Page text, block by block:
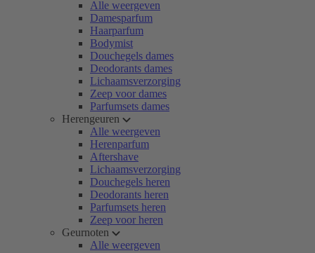
Alle weergeven
Damesparfum
Haarparfum
Bodymist
Douchegels dames
Deodorants dames
Lichaamsverzorging
Zeep voor dames
Parfumsets dames
Herengeuren
Alle weergeven
Herenparfum
Aftershave
Lichaamsverzorging
Douchegels heren
Deodorants heren
Parfumsets heren
Zeep voor heren
Geurnoten
Alle weergeven